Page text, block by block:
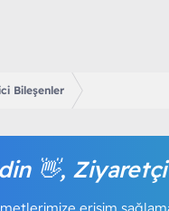
Bileşenler
👋, Ziyaretçi